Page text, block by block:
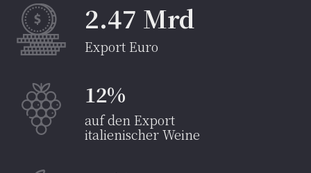
2.47 Mrd
Export Euro
12%
auf den Export
italienischer Weine